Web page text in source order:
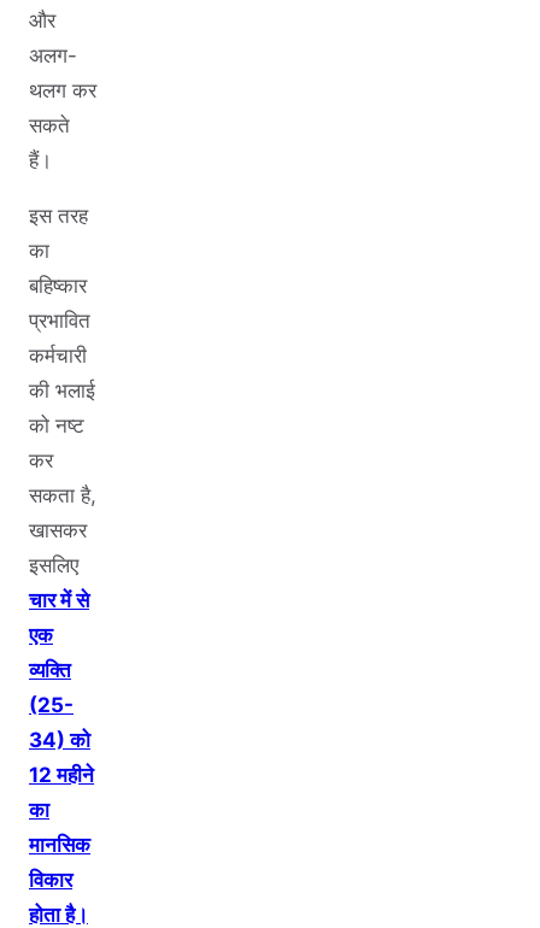
और
अलग-
थलग कर
सकते
हैं।
इस तरह
का
बहिष्कार
प्रभावित
कर्मचारी
की भलाई
को नष्ट
कर
सकता है,
खासकर
इसलिए
चार में से
एक
व्यक्ति
(25-
34) को
12 महीने
का
मानसिक
विकार
होता है।